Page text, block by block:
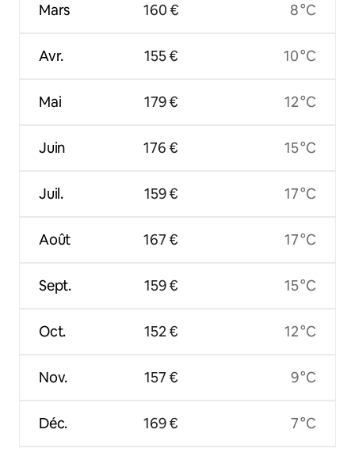
Mars
Avr.
Mai
Juin
Juil.
Août
Sept.
Oct.
Nov.
Déc.
160 €
155 €
179 €
176 €
159 €
167 €
159 €
152 €
157 €
169 €
8 °C
10 °C
12 °C
15 °C
17 °C
17 °C
15 °C
12 °C
9 °C
7 °C